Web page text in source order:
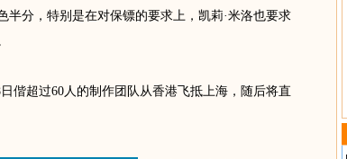
分，特别是在对保镖的要求上，凯莉·米洛也要求
超过60人的制作团队从香港飞抵上海，随后将直